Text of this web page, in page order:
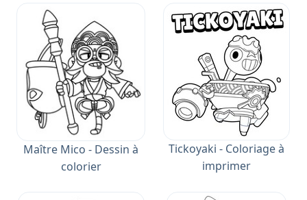
Maître Mico - Dessin à
colorier
Tickoyaki - Coloriage à
imprimer